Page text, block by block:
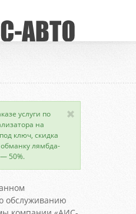
услуги по
на
ключ, скидка
лямбда-
50%.
обслуживанию